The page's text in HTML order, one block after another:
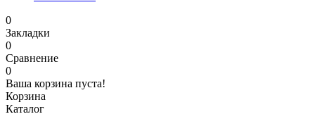
0
Закладки
0
Сравнение
0
Ваша корзина пуста!
Корзина
Каталог